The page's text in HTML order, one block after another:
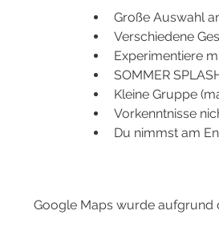
Große Auswahl
Verschiedene
Experimentiere
SOMMER
Kleine Gruppe
Vorkenntnisse
Du nimmst am
Google Maps wurde aufgrund